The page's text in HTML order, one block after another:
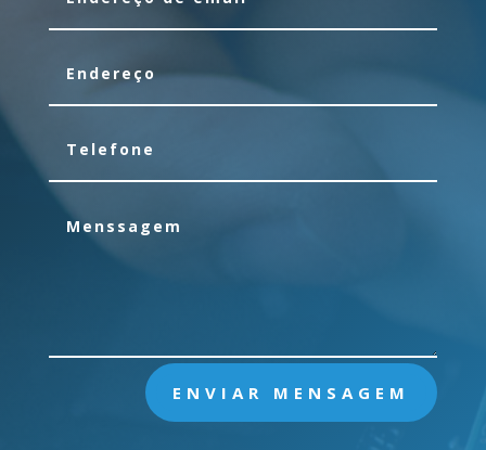
ENVIAR MENSAGEM